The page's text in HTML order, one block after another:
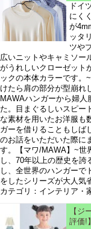
ドイ
にく
が
ッタ
ツや
広いニットやキャミソー
がうれしいクローゼット
ックの本体カラーです。
けたら肩の部分が型崩れ
MAWAハンガーから婦人
た。目まぐるしいスピー
な素材を用いたお洋服も
ガーを借りることもしば
のお話をいただいた際に
す。【マワ/MAWA】~世
し、70年以上の歴史を誇
し、全世界のハンガーで
をしたシリーズが大人気
カテゴリ：インテリア・
【ジ
評価!